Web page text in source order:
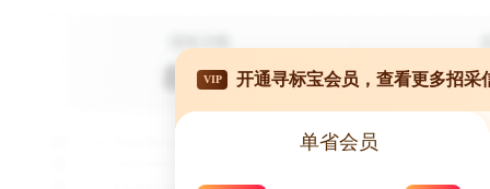
VIP 开通寻标宝会员，查看更多招采
单省会员